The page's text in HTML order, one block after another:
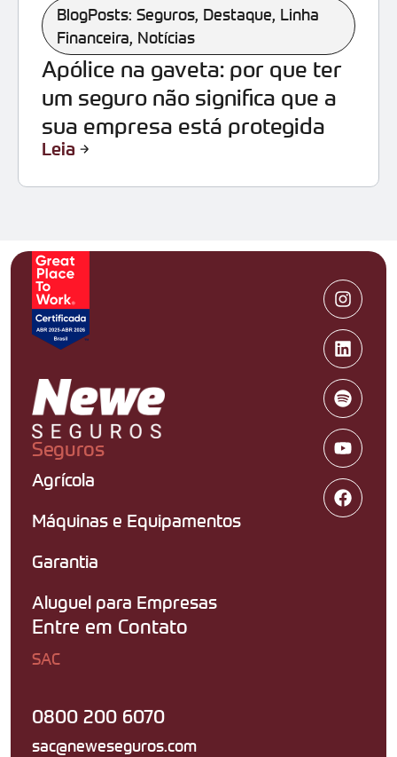
BlogPosts: Seguros, Destaque, Linha
Financeira, Notícias
Apólice na gaveta: por que ter
um seguro não significa que a
sua empresa está protegida
Leia
Seguros
Agrícola
Máquinas e Equipamentos
Garantia
Aluguel para Empresas
Entre em Contato
SAC
0800 200 6070
sac@neweseguros.com